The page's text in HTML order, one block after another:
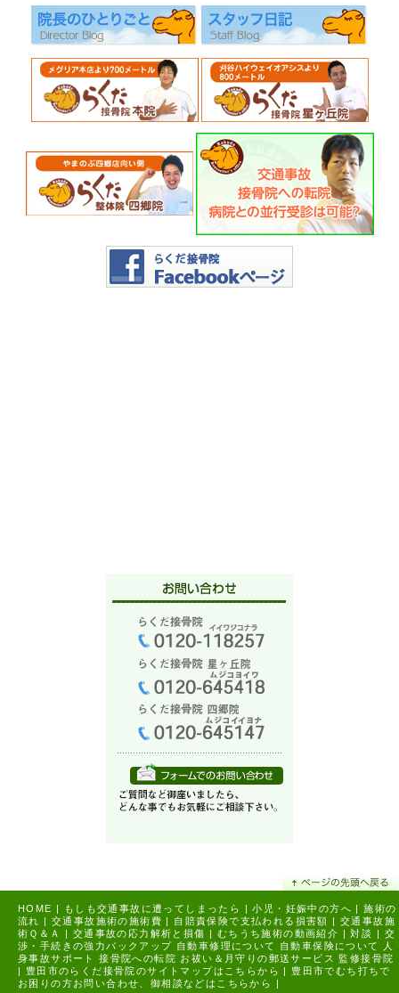
HOME | もしも交通事故に遭ってしまったら | 小児・妊娠中の方へ |
施術の
流れ | 交通事故施術の施術費 | 自賠責保険で支払われる損害額 | 交通事故施
術Ｑ＆Ａ
| 交通事故の応力解析と損傷 | むちうち施術の動画紹介 | 対談 | 交
渉・手続きの強力バックアップ 自動車修理について 自動車保険について
人
身事故サポート
接骨院への転院 お祓い＆月守りの郵送サービス
監修接骨院
|
豊田市のらくだ接骨院のサイトマップはこちらから |
豊田市でむち打ちで
お困りの方お問い合わせ、御相談などはこちらから |